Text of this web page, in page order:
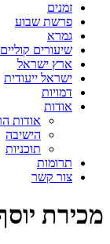
זמנים
פרשת שבוע
גמרא
שיעורים קוליים
ארץ ישראל
ישראל ייעודית
דמויות
אודות
אודות
הישיבה
תוכניות
תרומות
צור קשר
מכירת